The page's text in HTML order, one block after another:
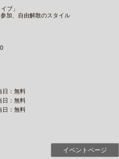
ブ」
加、自由解散のスタイル
日：無料
日：無料
日：無料
イベントページ